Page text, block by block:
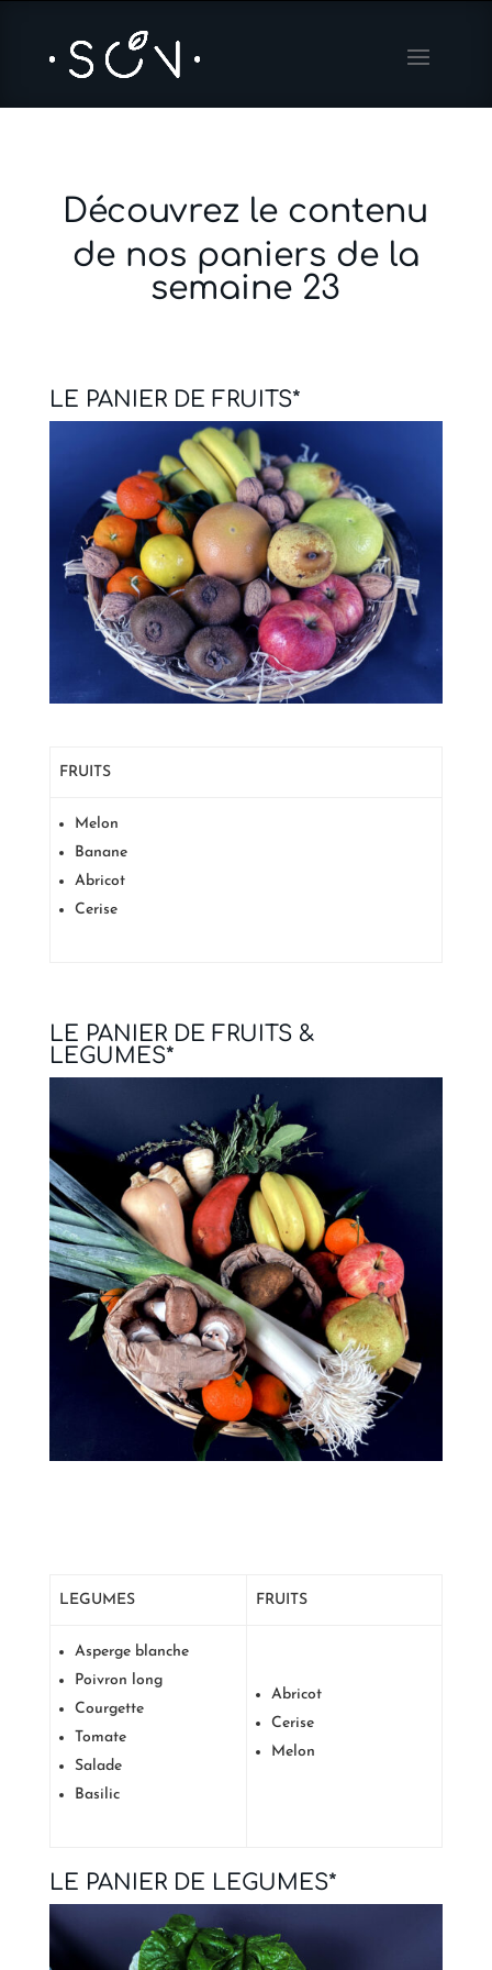
Découvrez le contenu
de nos paniers de la
semaine 23
LE PANIER DE FRUITS*
FRUITS
Melon
Banane
Abricot
Cerise
LE PANIER DE FRUITS &
LEGUMES*
LEGUMES FRUITS
Asperge blanche
Poivron long
Courgette
Tomate
Salade
Basilic
Abricot
Cerise
Melon
LE PANIER DE LEGUMES*